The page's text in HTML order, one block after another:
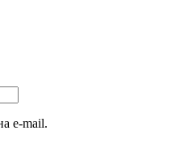
e-mail.